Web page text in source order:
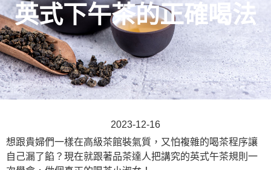
英式下午茶的正確喝法
2023-12-16
想跟貴婦們一樣在高級茶館裝氣質，又怕複雜的喝茶程序讓
自己漏了餡？現在就跟著品茶達人把講究的英式午茶規則一